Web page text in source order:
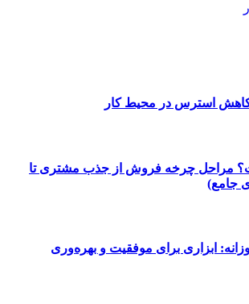
مراحل چرخه فروش از جذب مشتری تا
جامع)
ابزاری برای موفقیت و بهره‌وری